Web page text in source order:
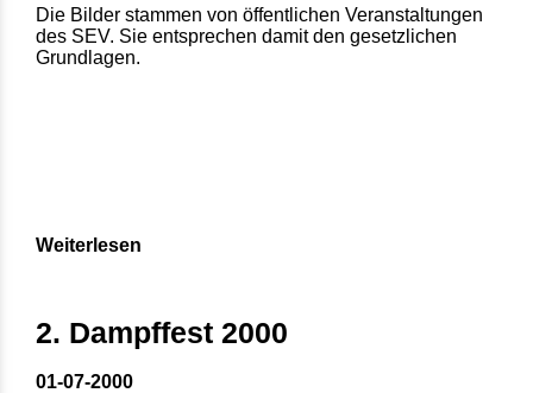
Die Bilder stammen von öffentlichen Veranstaltungen
des SEV. Sie entsprechen damit den gesetzlichen
Grundlagen.
Weiterlesen
2. Dampffest 2000
01-07-2000